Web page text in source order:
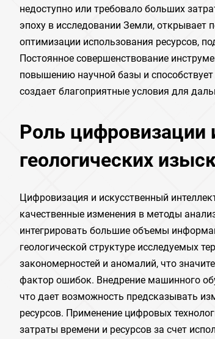
недоступно или требовало больших
эпоху в исследовании Земли, открывает
оптимизации использования ресурсов,
Постоянное совершенствование
повышению научной базы и
создает благоприятные условия для
Роль цифровизации
геологических
Цифровизация и искусственный
качественные изменения в методы
интегрировать большие объемы
геологической структуре исследуемых
закономерностей и аномалий, что
фактор ошибок. Внедрение машинного
что дает возможность предсказывать
ресурсов. Применение цифровых
затраты времени и ресурсов за счет